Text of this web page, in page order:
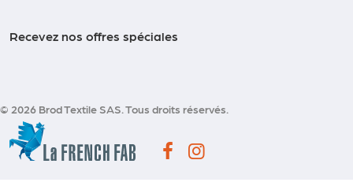
Recevez nos offres spéciales
© 2026 Brod Textile SAS. Tous droits réservés.